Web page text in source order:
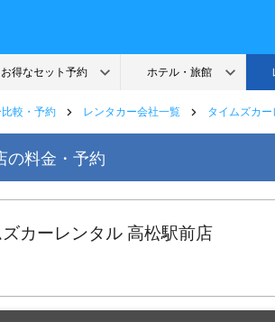
較・予約 レンタカー会社一覧 タイムズカ
の料金・予約
カーレンタル 高松駅前店